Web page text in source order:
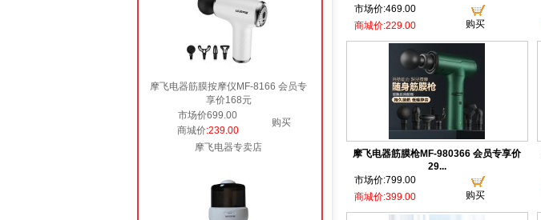
摩飞电器筋膜按摩仪MF-8166 会员专
享价168元
市场价699.00
购买
商城价:239.00
摩飞电器专卖店
市场价:469.00
购买
商城价:229.00
摩飞电器筋膜枪MF-980366 会员专享价
29...
市场价:799.00
购买
商城价:399.00